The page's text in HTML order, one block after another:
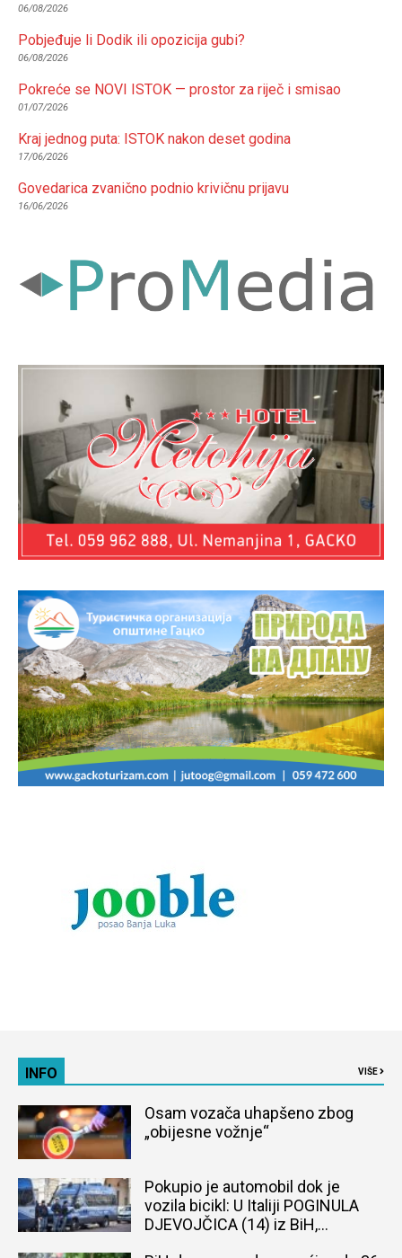
06/08/2026
Pobjeđuje li Dodik ili opozicija gubi?
06/08/2026
Pokreće se NOVI ISTOK — prostor za riječ i smisao
01/07/2026
Kraj jednog puta: ISTOK nakon deset godina
17/06/2026
Govedarica zvanično podnio krivičnu prijavu
16/06/2026
INFO VIŠE
Osam vozača uhapšeno zbog
„obijesne vožnje“
Pokupio je automobil dok je
vozila bicikl: U Italiji POGINULA
DJEVOJČICA (14) iz BiH,